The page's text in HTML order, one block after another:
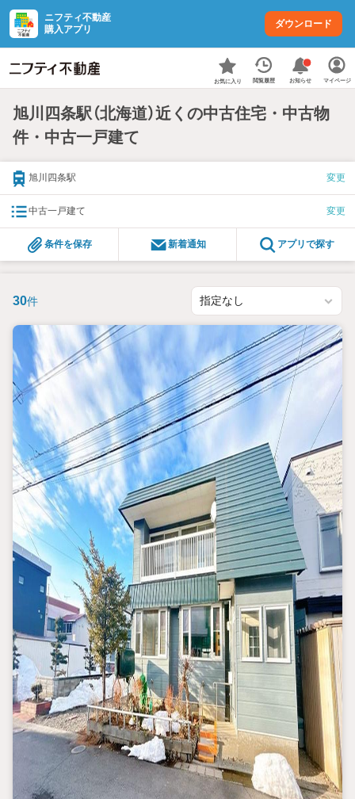
ニフティ不動産
購入アプリ
ダウンロード
お気に入り 閲覧履歴 お知らせ マイページ
旭川四条駅（北海道）近くの中古住宅・中古物
件・中古一戸建て
旭川四条駅 変更
中古一戸建て 変更
条件を保存 新着通知 アプリで探す
30件